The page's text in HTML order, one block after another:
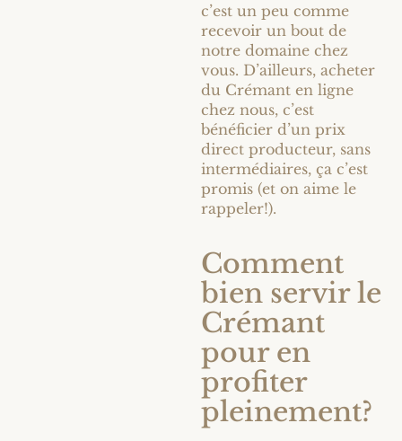
c’est un peu comme
recevoir un bout de
notre domaine chez
vous. D’ailleurs, acheter
du Crémant en ligne
chez nous, c’est
bénéficier d’un prix
direct producteur, sans
intermédiaires, ça c’est
promis (et on aime le
rappeler!).
Comment
bien servir le
Crémant
pour en
profiter
pleinement?